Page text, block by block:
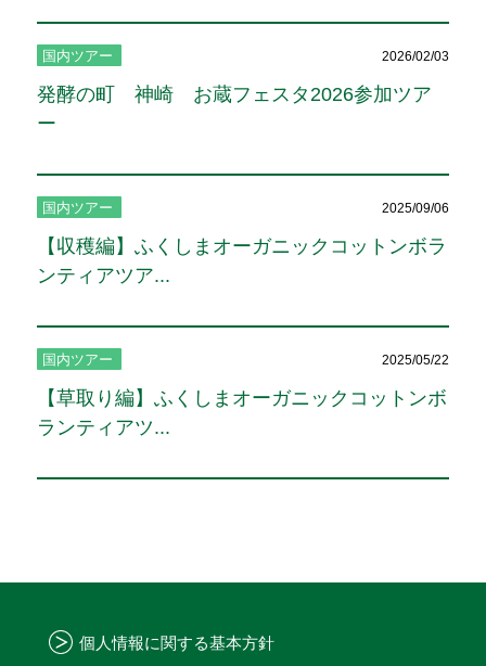
国内ツアー 2026/02/03
発酵の町 神崎 お蔵フェスタ2026参加ツア
ー
国内ツアー 2025/09/06
【収穫編】ふくしまオーガニックコットンボラ
ンティアツア...
国内ツアー 2025/05/22
【草取り編】ふくしまオーガニックコットンボ
ランティアツ...
個人情報に関する基本方針